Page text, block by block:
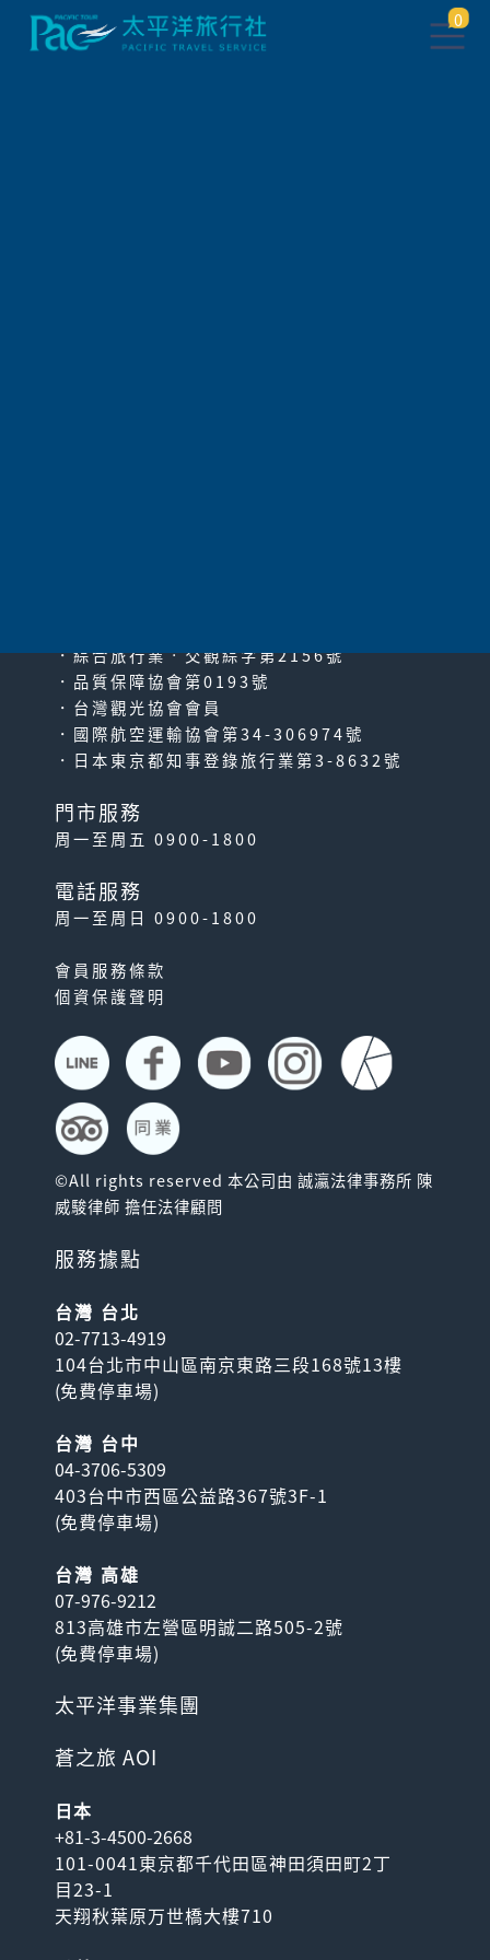
0
．綜合旅行業‧交觀綜字第2156號
．品質保障協會第0193號
．台灣觀光協會會員
．國際航空運輸協會第34-306974號
．日本東京都知事登錄旅行業第3-8632號
門市服務
周一至周五 0900-1800
電話服務
周一至周日 0900-1800
會員服務條款
個資保護聲明
©All rights reserved 本公司由 誠瀛法律事務所 陳
威駿律師 擔任法律顧問
服務據點
台灣 台北
02-7713-4919
104台北市中山區南京東路三段168號13樓
(免費停車場)
台灣 台中
04-3706-5309
403台中市西區公益路367號3F-1
(免費停車場)
台灣 高雄
07-976-9212
813高雄市左營區明誠二路505-2號
(免費停車場)
太平洋事業集團
蒼之旅 AOI
日本
+81-3-4500-2668
101-0041東京都千代田區神田須田町2丁
目23-1
天翔秋葉原万世橋大樓710